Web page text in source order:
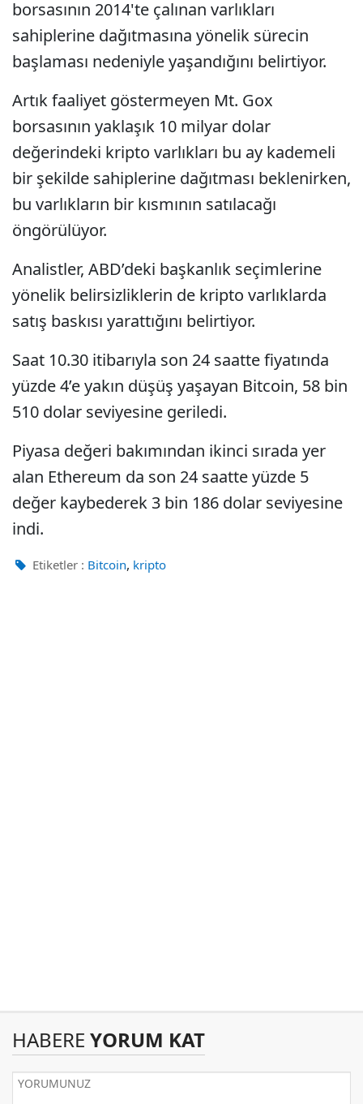
borsasının 2014'te çalınan varlıkları
sahiplerine dağıtmasına yönelik sürecin
başlaması nedeniyle yaşandığını belirtiyor.
Artık faaliyet göstermeyen Mt. Gox
borsasının yaklaşık 10 milyar dolar
değerindeki kripto varlıkları bu ay kademeli
bir şekilde sahiplerine dağıtması beklenirken,
bu varlıkların bir kısmının satılacağı
öngörülüyor.
Analistler, ABD’deki başkanlık seçimlerine
yönelik belirsizliklerin de kripto varlıklarda
satış baskısı yarattığını belirtiyor.
Saat 10.30 itibarıyla son 24 saatte fiyatında
yüzde 4’e yakın düşüş yaşayan Bitcoin, 58 bin
510 dolar seviyesine geriledi.
Piyasa değeri bakımından ikinci sırada yer
alan Ethereum da son 24 saatte yüzde 5
değer kaybederek 3 bin 186 dolar seviyesine
indi.
Etiketler : Bitcoin, kripto
HABERE YORUM KAT